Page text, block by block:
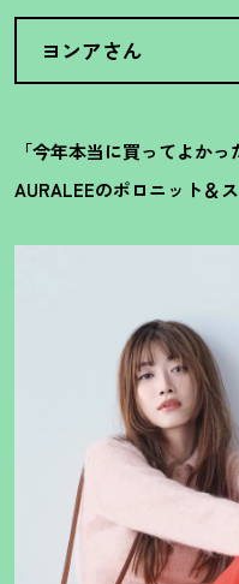
ヨンアさん
「今年本当に買ってよか
AURALEEのポロニット＆